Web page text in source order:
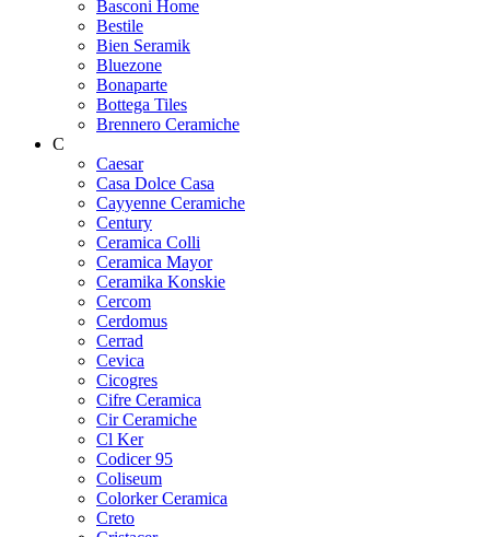
Basconi Home
Bestile
Bien Seramik
Bluezone
Bonaparte
Bottega Tiles
Brennero Ceramiche
C
Caesar
Casa Dolce Casa
Cayyenne Ceramiche
Century
Ceramica Colli
Ceramica Mayor
Ceramika Konskie
Cercom
Cerdomus
Cerrad
Cevica
Cicogres
Cifre Ceramica
Cir Ceramiche
Cl Ker
Codicer 95
Coliseum
Colorker Ceramica
Creto